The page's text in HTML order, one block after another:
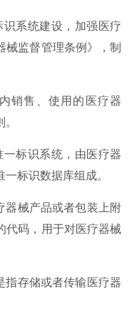
系统建设，加强医疗
械监督管理条例》，制
销售、使用的医疗器
标识系统，由医疗器
标识数据库组成。
器械产品或者包装上附
代码，用于对医疗器械
指存储或者传输医疗器